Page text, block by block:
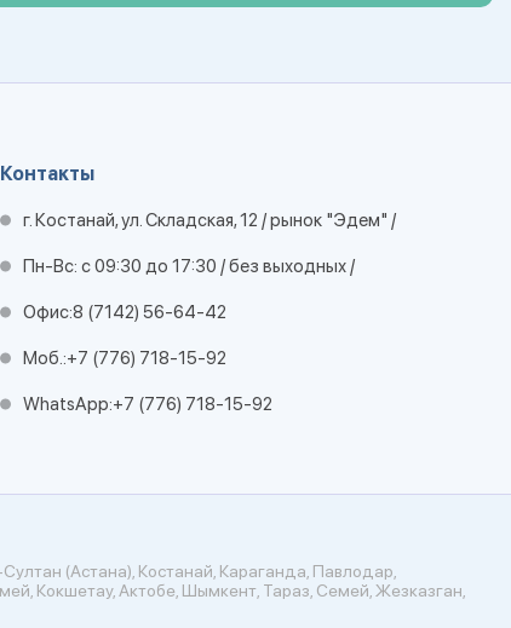
Контакты
г. Костанай, ул. Складская, 12 / рынок "Эдем" /
Пн-Вс: с 09:30 до 17:30 / без выходных /
Офис:8 (7142) 56-64-42
Моб.:+7 (776) 718-15-92
WhatsApp:+7 (776) 718-15-92
(Астана), Костанай, Караганда, Павлодар,
Кокшетау, Актобе, Шымкент, Тараз, Семей, Жезказган,